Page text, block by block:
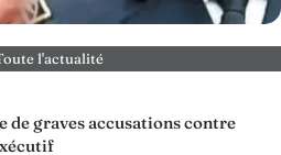
l'actualité
de graves accusations contre